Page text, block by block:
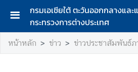
กรมเอเชียใต้ ตะวันออกกลางและ
กระทรวงการต่างประเทศ
ห
น้
หน้าหลัก ข่าว ข่าวประชาสัมพันธ์ภารกิจและกิจกรร